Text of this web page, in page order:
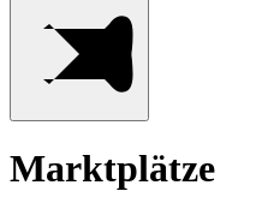
Marktplätze